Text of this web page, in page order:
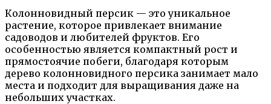
Колонновидный персик — это уникальное
растение, которое привлекает внимание
садоводов и любителей фруктов. Его
особенностью является компактный рост и
прямостоячие побеги, благодаря которым
дерево колонновидного персика занимает мало
места и подходит для выращивания даже на
небольших участках.